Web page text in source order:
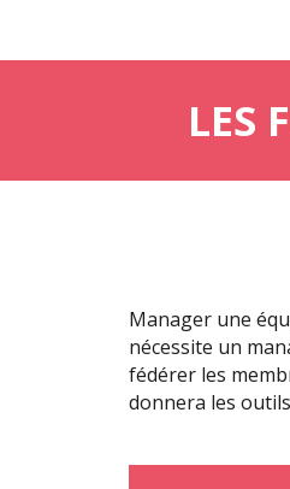
LES
Manager une
nécessite un
fédérer les
donnera les